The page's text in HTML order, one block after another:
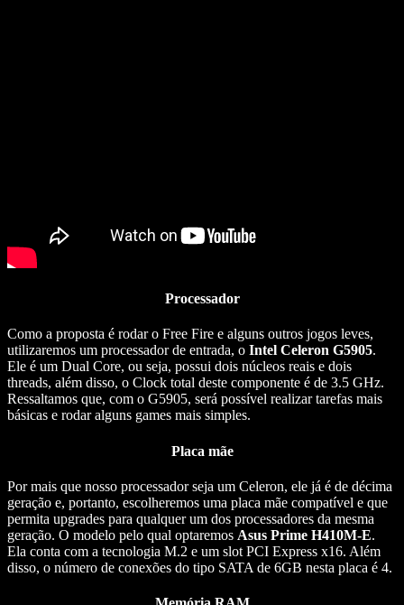
Processador
Como a proposta é rodar o Free Fire e alguns outros jogos leves,
utilizaremos um processador de entrada, o Intel Celeron G5905.
Ele é um Dual Core, ou seja, possui dois núcleos reais e dois
threads, além disso, o Clock total deste componente é de 3.5 GHz.
Ressaltamos que, com o G5905, será possível realizar tarefas mais
básicas e rodar alguns games mais simples.
Placa mãe
Por mais que nosso processador seja um Celeron, ele já é de décima
geração e, portanto, escolheremos uma placa mãe compatível e que
permita upgrades para qualquer um dos processadores da mesma
geração. O modelo pelo qual optaremos Asus Prime H410M-E.
Ela conta com a tecnologia M.2 e um slot PCI Express x16. Além
disso, o número de conexões do tipo SATA de 6GB nesta placa é 4.